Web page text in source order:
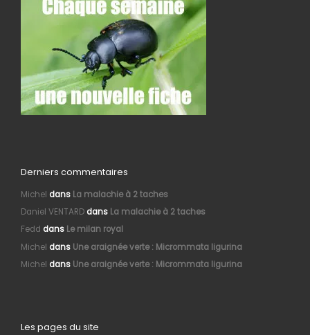
Derniers commentaires
Michel dans La malachie à 2 taches
Daniel VENTARDdans La malachie à 2 taches
Fedd dans Le milan royal
Michel dans Une araignée verte : Micrommata ligurina
Michel dans Une araignée verte : Micrommata ligurina
Les pages du site